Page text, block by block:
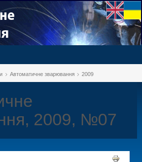
Автоматичне зварювання 2009
2009, №07